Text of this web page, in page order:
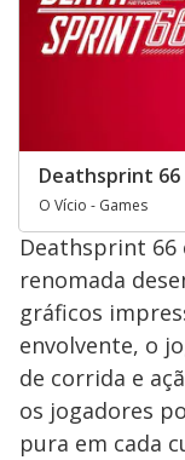
Deathsprint 66
O Vício - Games
Deathsprint 66
renomada
gráficos
envolvente, o
de corrida e
os jogadores
pura em cada